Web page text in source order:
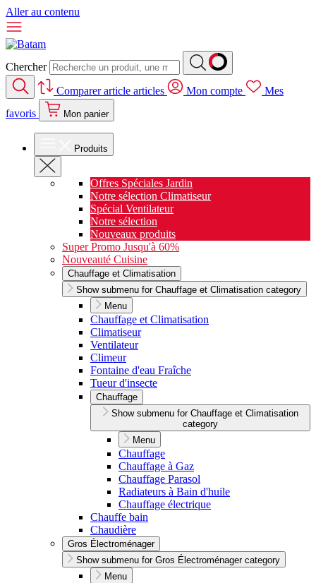
Aller au contenu
Chercher
Comparerarticle articles Mon compte
Mes
favoris
Mon panier
Produits
Offres Spéciales Jardin
Notre sélection Climatiseur
Spécial Ventilateur
Notre sélection
Nouveaux produits
Super Promo Jusqu'à 60%
Nouveauté Cuisine
Chauffage et Climatisation
Show submenu for Chauffage et Climatisation category
Menu
Chauffage et Climatisation
Climatiseur
Ventilateur
Climeur
Fontaine d'eau Fraîche
Tueur d'insecte
Chauffage
Show submenu for Chauffage et Climatisation
category
Menu
Chauffage
Chauffage à Gaz
Chauffage Parasol
Radiateurs à Bain d'huile
Chauffage électrique
Chauffe bain
Chaudière
Gros Électroménager
Show submenu for Gros Électroménager category
Menu